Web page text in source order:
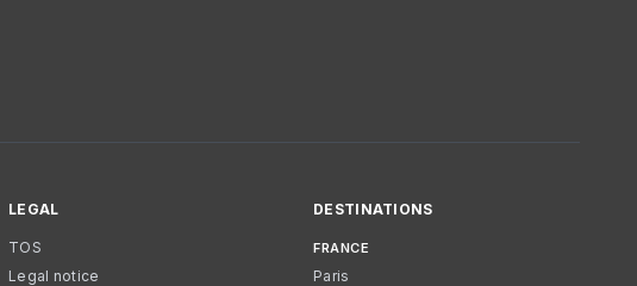
LEGAL
TOS
Legal notice
DESTINATIONS
FRANCE
Paris